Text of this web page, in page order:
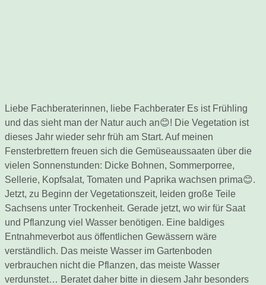
Liebe Fachberaterinnen, liebe Fachberater Es ist Frühling
und das sieht man der Natur auch an😊! Die Vegetation ist
dieses Jahr wieder sehr früh am Start. Auf meinen
Fensterbrettern freuen sich die Gemüseaussaaten über die
vielen Sonnenstunden: Dicke Bohnen, Sommerporree,
Sellerie, Kopfsalat, Tomaten und Paprika wachsen prima😊.
Jetzt, zu Beginn der Vegetationszeit, leiden große Teile
Sachsens unter Trockenheit. Gerade jetzt, wo wir für Saat
und Pflanzung viel Wasser benötigen. Eine baldiges
Entnahmeverbot aus öffentlichen Gewässern wäre
verständlich. Das meiste Wasser im Gartenboden
verbrauchen nicht die Pflanzen, das meiste Wasser
verdunstet… Beratet daher bitte in diesem Jahr besonders